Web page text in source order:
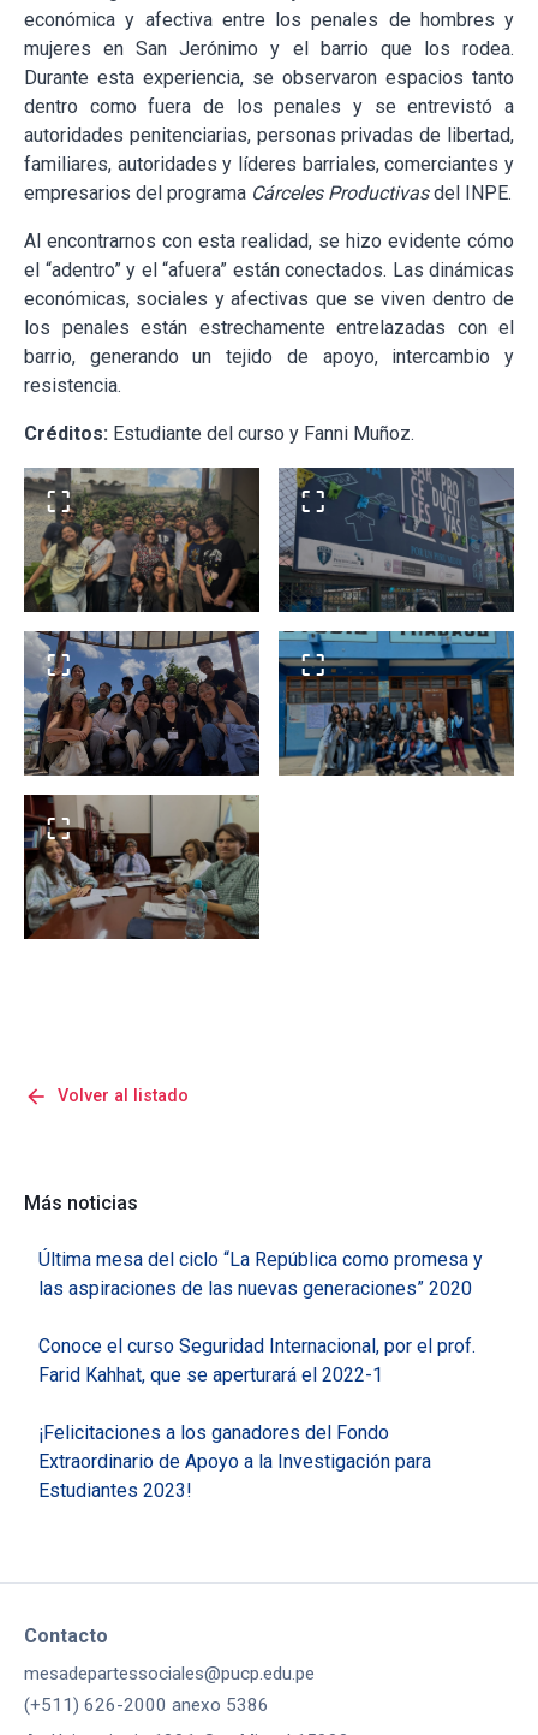
económica y afectiva entre los penales de hombres y
mujeres en San Jerónimo y el barrio que los rodea.
Durante esta experiencia, se observaron espacios tanto
dentro como fuera de los penales y se entrevistó a
autoridades penitenciarias, personas privadas de libertad,
familiares, autoridades y líderes barriales, comerciantes y
empresarios del programa Cárceles Productivasdel INPE.
Al encontrarnos con esta realidad, se hizo evidente cómo
el “adentro” y el “afuera” están conectados. Las dinámicas
económicas, sociales y afectivas que se viven dentro de
los penales están estrechamente entrelazadas con el
barrio, generando un tejido de apoyo, intercambio y
resistencia.
Créditos: Estudiante del curso y Fanni Muñoz.
arrow_back Volver al listado
Más noticias
Última mesa del ciclo “La República como promesa y
las aspiraciones de las nuevas generaciones” 2020
Conoce el curso Seguridad Internacional, por el prof.
Farid Kahhat, que se aperturará el 2022-1
¡Felicitaciones a los ganadores del Fondo
Extraordinario de Apoyo a la Investigación para
Estudiantes 2023!
Contacto
mesadepartessociales@pucp.edu.pe
(+511) 626-2000 anexo 5386